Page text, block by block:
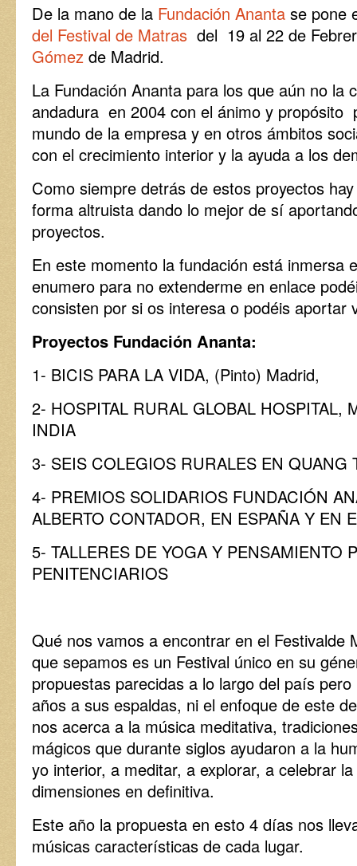
De la mano de la Fundación Ananta se pone
del Festival de Matras del 19 al 22 de
Gómez de Madrid.
La Fundación Ananta para los que aún no la
andadura en 2004 con el ánimo y propósito
mundo de la empresa y en otros ámbitos
con el crecimiento interior y la ayuda a los
Como siempre detrás de estos proyectos
forma altruista dando lo mejor de sí
proyectos.
En este momento la fundación está inmersa
enumero para no extenderme en enlace
consisten por si os interesa o podéis
Proyectos Fundación Ananta:
1- BICIS PARA LA VIDA, (Pinto) Madrid,
2- HOSPITAL RURAL GLOBAL HOSPITAL,
INDIA
3- SEIS COLEGIOS RURALES EN QUANG
4- PREMIOS SOLIDARIOS FUNDACIÓN
ALBERTO CONTADOR, EN ESPAÑA Y EN
5- TALLERES DE YOGA Y PENSAMIENTO
PENITENCIARIOS
Qué nos vamos a encontrar en el
que sepamos es un Festival único en su
propuestas parecidas a lo largo del país
años a sus espaldas, ni el enfoque de este
nos acerca a la música meditativa,
mágicos que durante siglos ayudaron a la
yo interior, a meditar, a explorar, a celebrar
dimensiones en definitiva.
Este año la propuesta en esto 4 días nos
músicas características de cada lugar.